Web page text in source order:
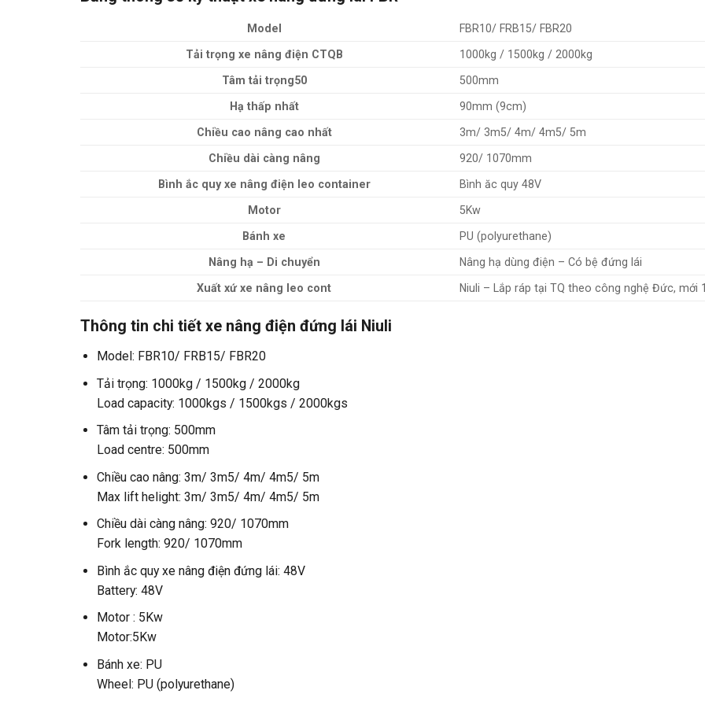
Model FBR10/ FRB15/ FBR20
Tải trọng xe nâng điện CTQB 1000kg / 1500kg / 2000kg
Tâm tải trọng50 500mm
Hạ thấp nhất 90mm (9cm)
Chiều cao nâng cao nhất 3m/ 3m5/ 4m/ 4m5/ 5m
Chiều dài càng nâng 920/ 1070mm
Bình ắc quy xe nâng điện leo container Bình ăc quy 48V
Motor 5Kw
Bánh xe PU (polyurethane)
Nâng hạ – Di chuyển Nâng hạ dùng điện – Có bệ đứng lái
Xuất xứ xe nâng leo cont Niuli – Lắp ráp tại TQ theo công nghệ Đức, mới
Thông tin chi tiết xe nâng điện đứng lái Niuli
Model: FBR10/ FRB15/ FBR20
Tải trọng: 1000kg / 1500kg / 2000kg
Load capacity: 1000kgs / 1500kgs / 2000kgs
Tâm tải trọng: 500mm
Load centre: 500mm
Chiều cao nâng: 3m/ 3m5/ 4m/ 4m5/ 5m
Max lift helight: 3m/ 3m5/ 4m/ 4m5/ 5m
Chiều dài càng nâng: 920/ 1070mm
Fork length: 920/ 1070mm
Bình ắc quy xe nâng điện đứng lái: 48V
Battery: 48V
Motor : 5Kw
Motor:5Kw
Bánh xe: PU
Wheel: PU (polyurethane)